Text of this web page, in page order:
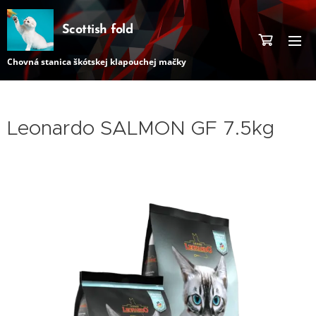
Scottish fold
Chovná stanica škótskej klapouchej mačky
Leonardo SALMON GF 7.5kg